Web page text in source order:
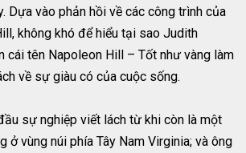
Dựa vào phản hồi về các công trình của
không khó để hiểu tại sao Judith
cái tên Napoleon Hill – Tốt như vàng làm
về sự giàu có của cuộc sống.
sự nghiệp viết lách từ khi còn là một
ở vùng núi phía Tây Nam Virginia; và ông